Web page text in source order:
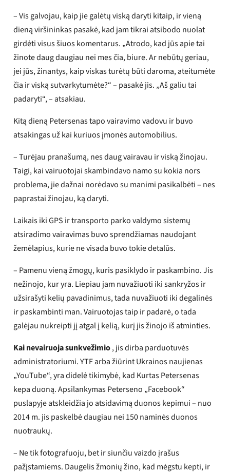
– Vis galvojau, kaip jie galėtų viską daryti kitaip, ir vieną
dieną viršininkas pasakė, kad jam tikrai atsibodo nuolat
girdėti visus šiuos komentarus. „Atrodo, kad jūs apie tai
žinote daug daugiau nei mes čia, biure. Ar nebūtų geriau,
jei jūs, žinantys, kaip viskas turėtų būti daroma, ateitumėte
čia ir viską sutvarkytumėte?“ – pasakė jis. „Aš galiu tai
padaryti“, – atsakiau.
Kitą dieną Petersenas tapo vairavimo vadovu ir buvo
atsakingas už kai kuriuos įmonės automobilius.
– Turėjau pranašumą, nes daug vairavau ir viską žinojau.
Taigi, kai vairuotojai skambindavo namo su kokia nors
problema, jie dažnai norėdavo su manimi pasikalbėti – nes
paprastai žinojau, ką daryti.
Laikais iki GPS ir transporto parko valdymo sistemų
atsiradimo vairavimas buvo sprendžiamas naudojant
žemėlapius, kurie ne visada buvo tokie detalūs.
– Pamenu vieną žmogų, kuris pasiklydo ir paskambino. Jis
nežinojo, kur yra. Liepiau jam nuvažiuoti iki sankryžos ir
užsirašyti kelių pavadinimus, tada nuvažiuoti iki degalinės
ir paskambinti man. Vairuotojas taip ir padarė, o tada
galėjau nukreipti jį atgal į kelią, kurį jis žinojo iš atminties.
Kai nevairuoja sunkvežimio, jis dirba parduotuvės
administratoriumi. YTF arba žiūrint Ukrainos naujienas
„YouTube“, yra didelė tikimybė, kad Kurtas Petersenas
kepa duoną. Apsilankymas Peterseno „Facebook“
puslapyje atskleidžia jo atsidavimą duonos kepimui – nuo ​​
2014 m. jis paskelbė daugiau nei 150 naminės duonos
nuotraukų.
– Ne tik fotografuoju, bet ir siunčiu vaizdo įrašus
pažįstamiems. Daugelis žmonių žino, kad mėgstu kepti, ir